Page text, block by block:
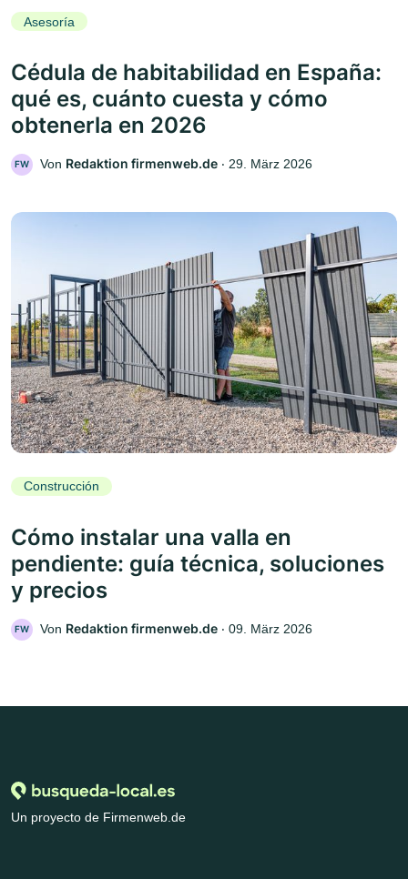
Asesoría
Cédula de habitabilidad en España:
qué es, cuánto cuesta y cómo
obtenerla en 2026
FW Von Redaktion firmenweb.de ‧ 29. März 2026
Construcción
Cómo instalar una valla en
pendiente: guía técnica, soluciones
y precios
FW Von Redaktion firmenweb.de ‧ 09. März 2026
Un proyecto de Firmenweb.de